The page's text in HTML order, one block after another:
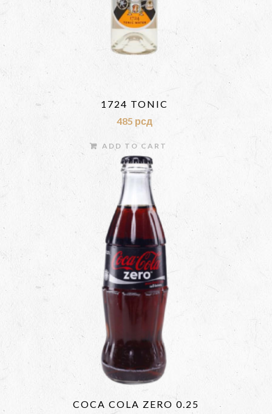
1724 TONIC
485 рсд
ADD TO CART
COCA COLA ZERO 0.25